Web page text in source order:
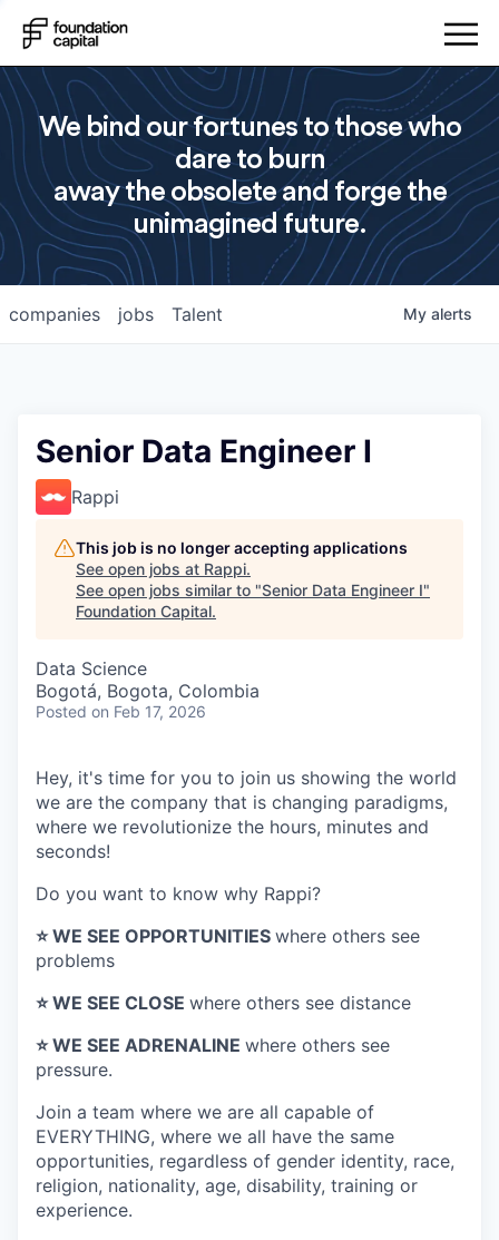
We bind our fortunes to those who
dare to burn
away the obsolete and forge the
unimagined future.
jobs
companies Talent My alerts
Senior Data Engineer I
Rappi
This job is no longer accepting applications
See open jobs at Rappi.
See open jobs similar to "Senior Data Engineer I"
Foundation Capital.
Data Science
Bogotá, Bogota, Colombia
Posted on Feb 17, 2026
Hey, it's time for you to join us showing the world
we are the company that is changing paradigms,
where we revolutionize the hours, minutes and
seconds!
Do you want to know why Rappi?
⭐️ WE SEE OPPORTUNITIES where others see
problems
⭐️ WE SEE CLOSE where others see distance
⭐️ WE SEE ADRENALINE where others see
pressure.
Join a team where we are all capable of
EVERYTHING, where we all have the same
opportunities, regardless of gender identity, race,
religion, nationality, age, disability, training or
experience.